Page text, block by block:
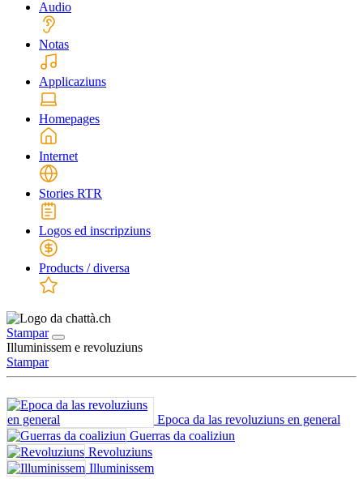
Audio
Notas
Applicaziuns
Homepages
Internet
Stories RTR
Logos ed inscripziuns
Products / diversa
Stampar
Illuminissem e revoluziuns
Stampar
Epoca da las revoluziuns en general
Guerras da coaliziun
Revoluziuns
Illuminissem